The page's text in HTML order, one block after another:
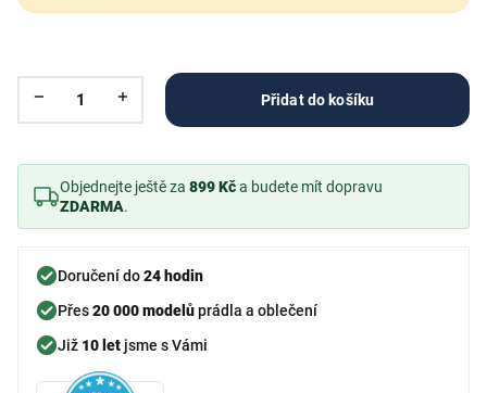
Přidat do košíku
Objednejte ještě za 899 Kča budete mít dopravu
ZDARMA.
Doručení do24 hodin
Přes20 000 modelůprádla a oblečení
Již 10 let jsme s Vámi